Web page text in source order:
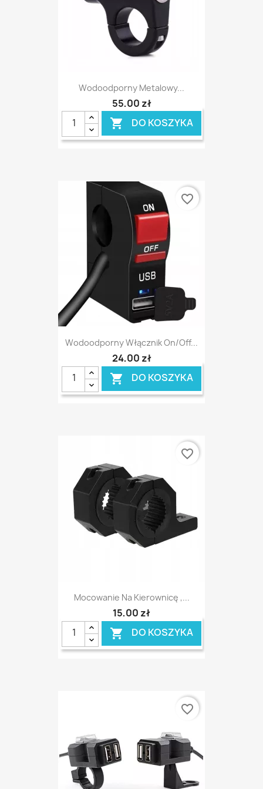
Wodoodporny Metalowy...
55,00 zł
 DO KOSZYKA
Wodoodporny Włącznik On/off...
24,00 zł
 DO KOSZYKA
favorite_border
Mocowanie Na Kierownicę ,...
15,00 zł
 DO KOSZYKA
favorite_border
favorite_border